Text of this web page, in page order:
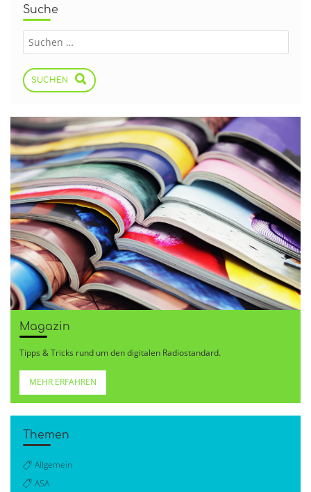
Suche
SUCHEN
Magazin
Tipps & Tricks rund um den digitalen Radiostandard.
MEHR ERFAHREN
Themen
Allgemein
ASA